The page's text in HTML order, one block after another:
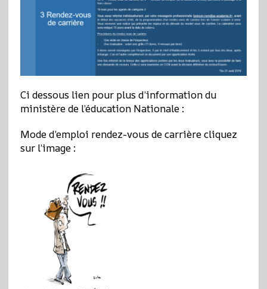
Ci dessous lien pour plus d’information du
ministère de l’éducation Nationale :
Mode d’emploi rendez-vous de carrière cliquez
sur l’image :